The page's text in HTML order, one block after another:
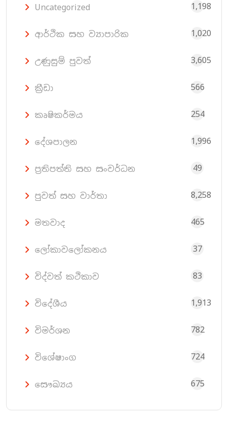
Uncategorized 1,198
ආර්ථික සහ ව්‍යාපාරික 1,020
උණුසුම් පුවත් 3,605
ක්‍රීඩා 566
කෘෂිකර්මය 254
දේශපාලන 1,996
ප්‍රතිපත්ති සහ සංවර්ධන 49
පුවත් සහ වාර්තා 8,258
මතවාද 465
ලෝකාවලෝකනය 37
විද්වත් කථිකාව 83
විදේශීය 1,913
විමර්ශන 782
විශේෂාංග 724
සෞඛ්‍යය 675